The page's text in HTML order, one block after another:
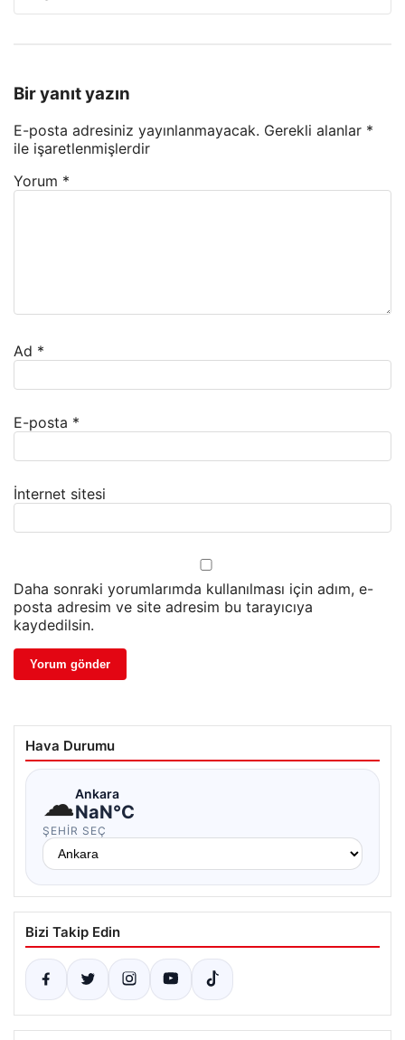
Bir yanıt yazın
E-posta adresiniz yayınlanmayacak. Gerekli alanlar *
ile işaretlenmişlerdir
Yorum *
Ad *
E-posta *
İnternet sitesi
Daha sonraki yorumlarımda kullanılması için adım, e-
posta adresim ve site adresim bu tarayıcıya
kaydedilsin.
Hava Durumu
☁Ankara
NaN°C
ŞEHIR SEÇ
Bizi Takip Edin